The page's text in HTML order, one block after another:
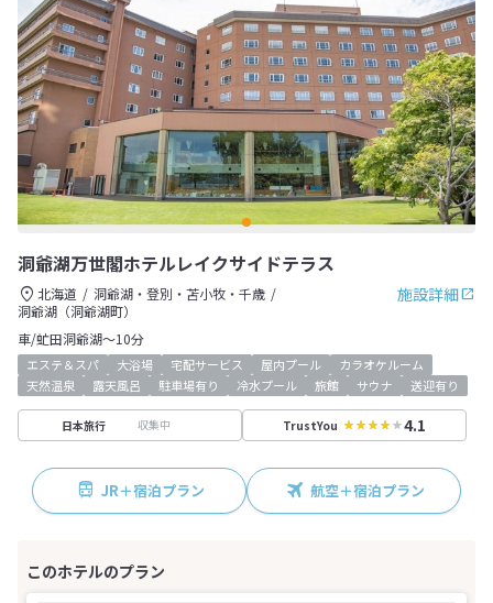
洞爺湖万世閣ホテルレイクサイドテラス
施設詳細
北海道
洞爺湖・登別・苫小牧・千歳
洞爺湖（洞爺湖町）
車/虻田洞爺湖～10分
エステ＆スパ 大浴場 宅配サービス 屋内プール
カラオケルーム
天然温泉
露天風呂 駐車場有り 冷水プール 旅館 サウナ 送迎有り
日本旅行 収集中 TrustYou 4.1
JR＋宿泊プラン 航空＋宿泊プラン